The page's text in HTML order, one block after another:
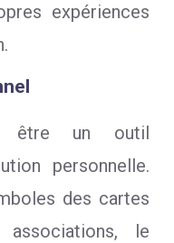
expériences
être un outil
personnelle.
des cartes
le